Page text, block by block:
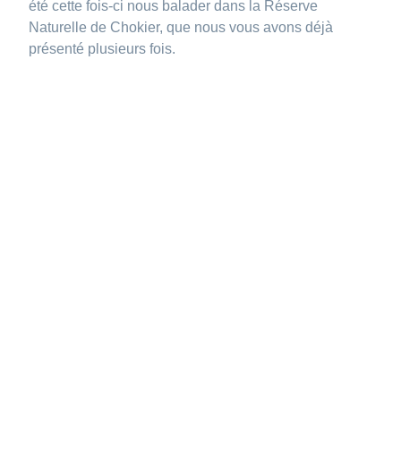
été cette fois-ci nous balader dans la Réserve
Naturelle de Chokier, que nous vous avons déjà
présenté plusieurs fois.